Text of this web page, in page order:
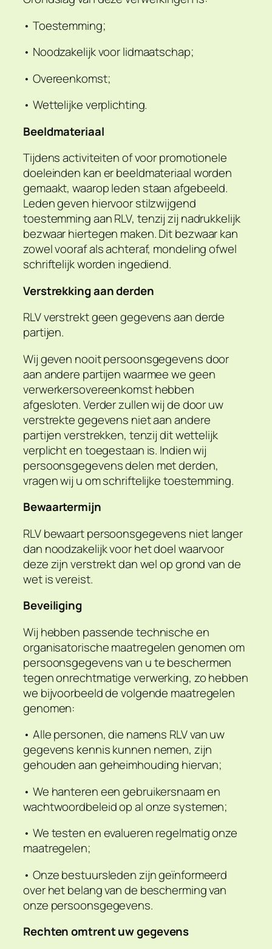
• Toestemming;
• Noodzakelijk voor lidmaatschap;
• Overeenkomst;
• Wettelijke verplichting.
Beeldmateriaal
Tijdens activiteiten of voor promotionele
doeleinden kan er beeldmateriaal worden
gemaakt, waarop leden staan afgebeeld.
Leden geven hiervoor stilzwijgend
toestemming aan RLV, tenzij zij nadrukkelijk
bezwaar hiertegen maken. Dit bezwaar kan
zowel vooraf als achteraf, mondeling ofwel
schriftelijk worden ingediend.
Verstrekking aan derden
RLV verstrekt geen gegevens aan derde
partijen.
Wij geven nooit persoonsgegevens door
aan andere partijen waarmee we geen
verwerkersovereenkomst hebben
afgesloten. Verder zullen wij de door uw
verstrekte gegevens niet aan andere
partijen verstrekken, tenzij dit wettelijk
verplicht en toegestaan is. Indien wij
persoonsgegevens delen met derden,
vragen wij u om schriftelijke toestemming.
Bewaartermijn
RLV bewaart persoonsgegevens niet langer
dan noodzakelijk voor het doel waarvoor
deze zijn verstrekt dan wel op grond van de
wet is vereist.
Beveiliging
Wij hebben passende technische en
organisatorische maatregelen genomen om
persoonsgegevens van u te beschermen
tegen onrechtmatige verwerking, zo hebben
we bijvoorbeeld de volgende maatregelen
genomen:
• Alle personen, die namens RLV van uw
gegevens kennis kunnen nemen, zijn
gehouden aan geheimhouding hiervan;
• We hanteren een gebruikersnaam en
wachtwoordbeleid op al onze systemen;
• We testen en evalueren regelmatig onze
maatregelen;
• Onze bestuursleden zijn geïnformeerd
over het belang van de bescherming van
onze persoonsgegevens.
Rechten omtrent uw gegevens